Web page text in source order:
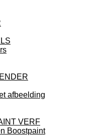
afbeelding
VERF
Boostpaint